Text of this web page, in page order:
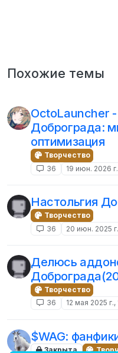
Похожие темы
OctoLauncher
Доброграда:
оптимизация
Творчество
36
19 июн. 2026
Настольгия
Творчество
36
20 июн. 2025
Делюсь
Творчество
36
12 мая 2025 г.,
$WAG:
Закрыта